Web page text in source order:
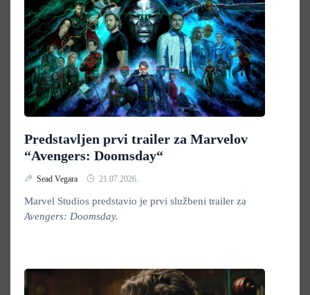
Predstavljen prvi trailer za Marvelov
“Avengers: Doomsday“
Sead Vegara 21.07.2026.
Marvel Studios predstavio je prvi službeni trailer za
Avengers: Doomsday.